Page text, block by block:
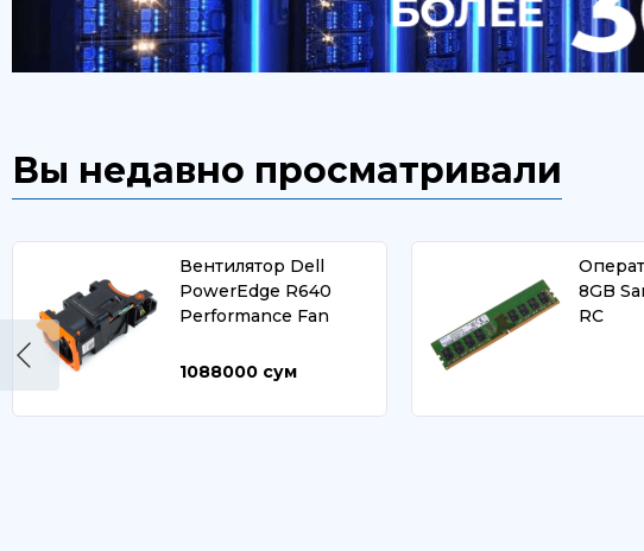
Вы недавно просматривали
Вентилятор Dell
PowerEdge R640
Performance Fan
1088000 сум
8GB
RC